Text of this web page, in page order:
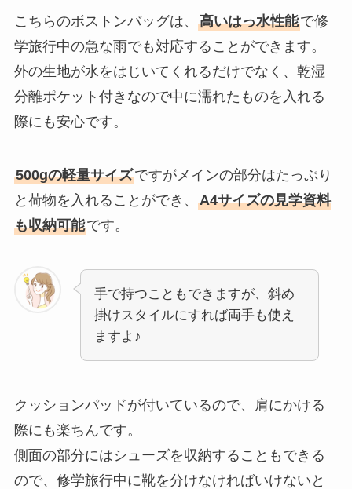
こちらのボストンバッグは、 高いはっ水性能で修
学旅行中の急な雨でも対応することができます。
外の生地が水をはじいてくれるだけでなく、乾湿
分離ポケット付きなので中に濡れたものを入れる
際にも安心です。
500gの軽量サイズですがメインの部分はたっぷり
と荷物を入れることができ、 A4サイズの見学資料
も収納可能です。
手で持つこともできますが、斜め
掛けスタイルにすれば両手も使え
ますよ♪
クッションパッドが付いているので、肩にかける
際にも楽ちんです。
側面の部分にはシューズを収納することもできる
ので、修学旅行中に靴を分けなければいけないと